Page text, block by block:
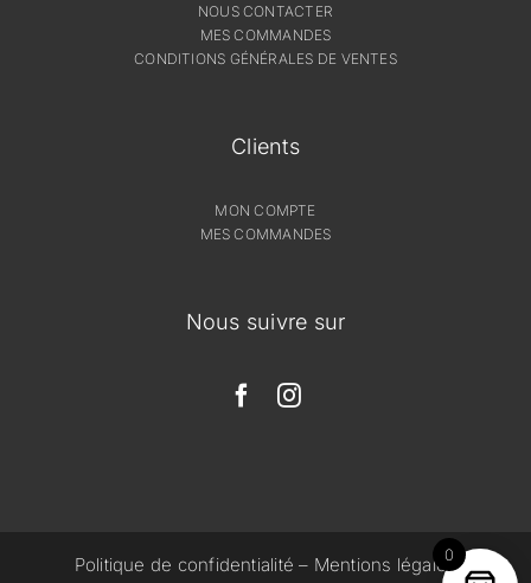
NOUS CONTACTER
MES COMMANDES
CONDITIONS GÉNÉRALES DE VENTES
Clients
MON COMPTE
MES COMMANDES
Nous suivre sur
Politique de confidentialité – Mentions légales
0